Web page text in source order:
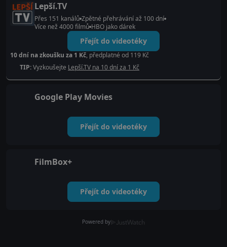
Lepší.TV
Přes 151 kanálů Zpětné přehrávání až 100 dní
Více než 4000 filmů HBO jako dárek
Přejít do videotéky
10 dní na zkoušku za 1 Kč, předplatné od 119 Kč
TIP:Vyzkoušejte Lepší.TV na 10 dní za 1 Kč
Google Play Movies
Přejít do videotéky
FilmBox+
Přejít do videotéky
Powered by